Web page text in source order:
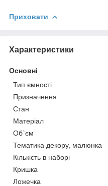
Приховати
Характеристики
Основні
Тип ємності
Призначення
Стан
Матеріал
Об`єм
Тематика декору, малюнка
Кількість в наборі
Кришка
Ложечка